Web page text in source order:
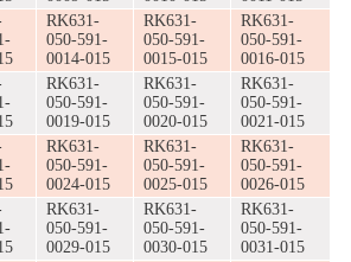
RK631-
050-591-
0014-015
RK631-
050-591-
0015-015
RK631-
050-591-
0016-015
RK631-
050-591-
0019-015
RK631-
050-591-
0020-015
RK631-
050-591-
0021-015
RK631-
050-591-
0024-015
RK631-
050-591-
0025-015
RK631-
050-591-
0026-015
RK631-
050-591-
0029-015
RK631-
050-591-
0030-015
RK631-
050-591-
0031-015